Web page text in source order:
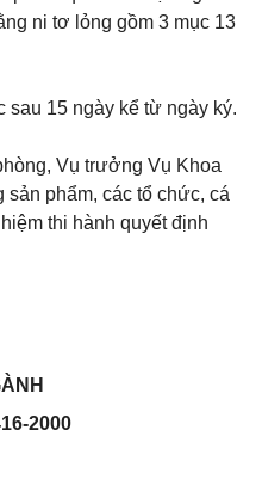
ni tơ lỏng gồm 3 mục 13
sau 15 ngày kể từ ngày ký.
Vụ trưởng Vụ Khoa
phẩm, các tổ chức, cá
thi hành quyết định
2000